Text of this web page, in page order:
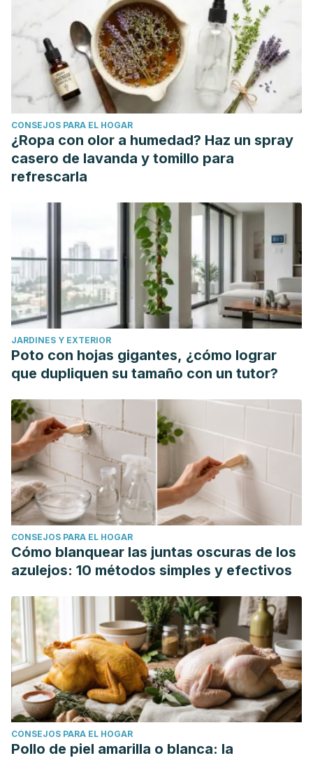
Curcumin againstStaphylococcus aureus: A Brief
Review,” Journal of Tropical Medicine
, vol. 2016, Article ID
2853045, 10 pages,
2016.https://doi.org/10.1155/2016/2853045
CONSEJOS PARA EL HOGAR
¿Ropa con olor a humedad? Haz un spray
casero de lavanda y tomillo para
refrescarla
JARDINES Y EXTERIOR
Poto con hojas gigantes, ¿cómo lograr
que dupliquen su tamaño con un tutor?
CONSEJOS PARA EL HOGAR
Cómo blanquear las juntas oscuras de los
azulejos: 10 métodos simples y efectivos
CONSEJOS PARA EL HOGAR
Pollo de piel amarilla o blanca: la